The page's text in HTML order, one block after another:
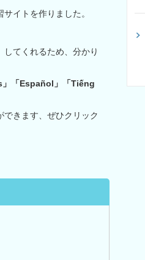
イトを作りました。
てくれるため、分かり
」「Español 」「Tiếng
できます、ぜひクリック